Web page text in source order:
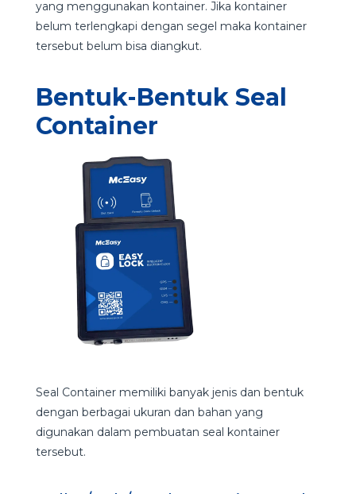
yang menggunakan kontainer. Jika kontainer
belum terlengkapi dengan segel maka kontainer
tersebut belum bisa diangkut.
Bentuk-Bentuk Seal
Container
Seal Container memiliki banyak jenis dan bentuk
dengan berbagai ukuran dan bahan yang
digunakan dalam pembuatan seal kontainer
tersebut.